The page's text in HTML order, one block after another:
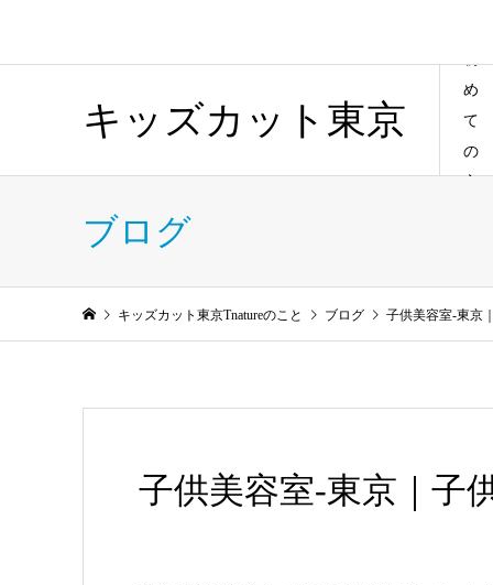
キッズカット東京
め
て
の
方
ブログ
キッズカット東京Tnatureのこと ブログ 子供美容室-東京
子供美容室-東京｜子